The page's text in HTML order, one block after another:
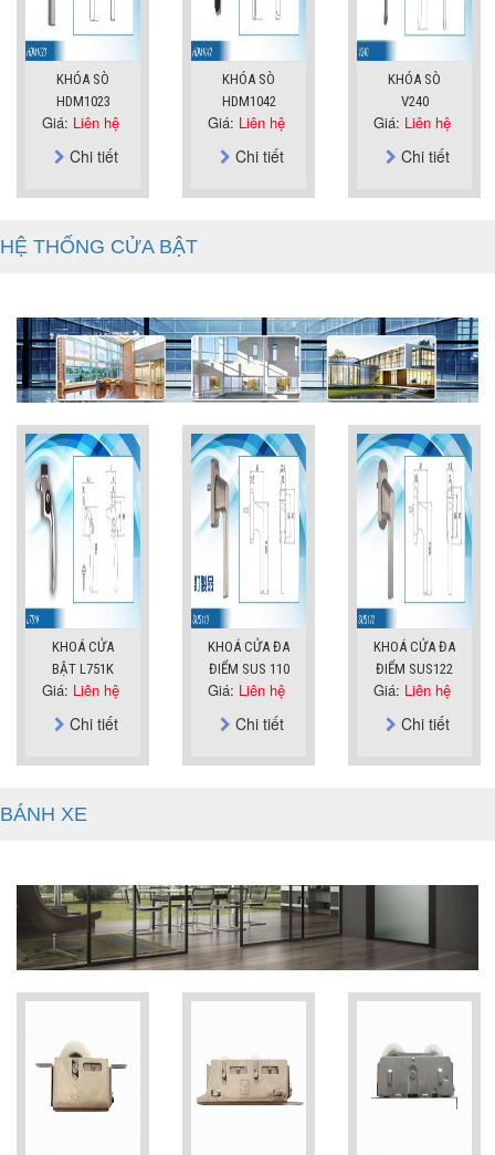
KHÓA SÒ
HDM1023
Giá: Liên hệ
Chi tiết
KHÓA SÒ
HDM1042
Giá: Liên hệ
Chi tiết
KHÓA SÒ
V240
Giá: Liên hệ
Chi tiết
HỆ THỐNG CỬA BẬT
KHOÁ CỬA
BẬT L751K
Giá: Liên hệ
Chi tiết
KHOÁ CỬA ĐA
ĐIỂM SUS 110
Giá: Liên hệ
Chi tiết
KHOÁ CỬA ĐA
ĐIỂM SUS122
Giá: Liên hệ
Chi tiết
BÁNH XE